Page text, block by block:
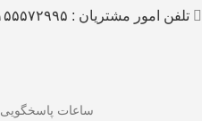
تلفن امور مشتریان : ۰۲۱۵۵۵۷۲۹۹۵
ساعات پاسخگویی